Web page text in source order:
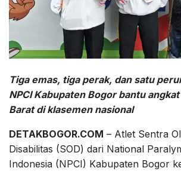
Tiga emas, tiga perak, dan satu
NPCI Kabupaten Bogor bantu
Barat di klasemen nasional
DETAKBOGOR.COM – Atlet Sentra
Disabilitas (SOD) dari National
Indonesia (NPCI) Kabupaten Bogor